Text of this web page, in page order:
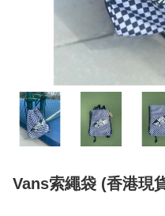
Vans索繩袋 (香港現